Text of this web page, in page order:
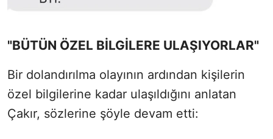
"BÜTÜN ÖZEL BİLGİLERE ULAŞIYORLAR"
Bir dolandırılma olayının ardından kişilerin
özel bilgilerine kadar ulaşıldığını anlatan
Çakır, sözlerine şöyle devam etti: